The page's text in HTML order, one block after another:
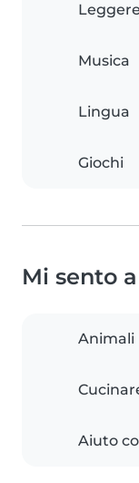
Leggere
Musica
Lingua
Giochi
Mi sento
Animali
Aiuto